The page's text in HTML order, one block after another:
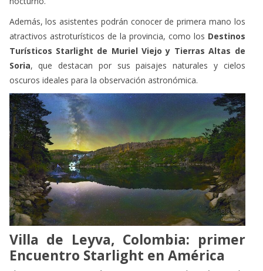
Además, los asistentes podrán conocer de primera mano los
atractivos astroturísticos de la provincia, como los
Turísticos Starlight de Muriel Viejo y Tierras Altas de
, que destacan por sus paisajes naturales y cielos
oscuros ideales para la observación astronómica.
Villa de Leyva, Colombia: primer
Encuentro Starlight en América